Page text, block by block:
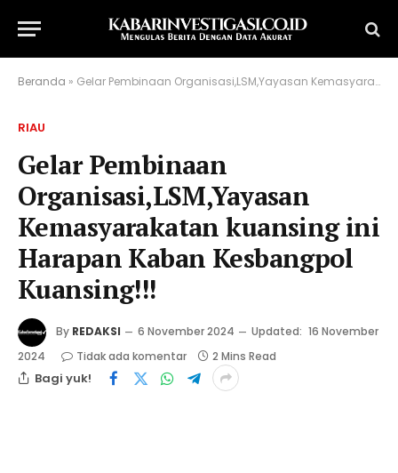
Beranda » Gelar Pembinaan Organisasi,LSM,Yayasan Kemasyarakatan kuansing ini Harapan Kaban Kesbangpol Kuansing!!!
RIAU
Gelar Pembinaan
Organisasi,LSM,Yayasan
Kemasyarakatan kuansing ini
Harapan Kaban Kesbangpol
Kuansing!!!
By REDAKSI 6 November 2024 Updated: 16 November
2024
Tidak ada komentar 2 Mins Read
Bagi yuk!